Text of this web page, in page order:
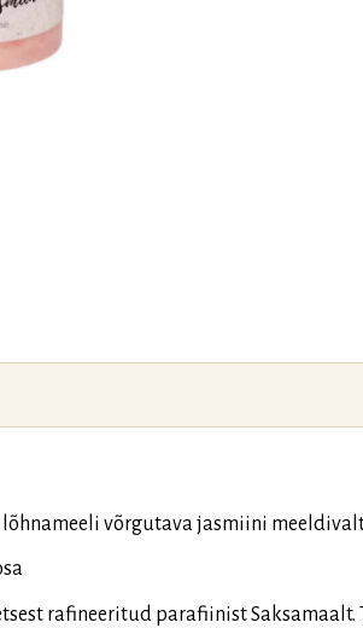
võrgutava jasmiini
rafineeritud parafiinist